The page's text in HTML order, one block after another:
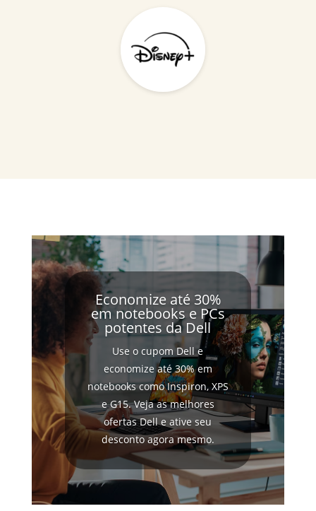
Economize até 30%
em notebooks e PCs
potentes da Dell
Use o cupom Dell e
economize até 30% em
notebooks como Inspiron, XPS
e G15. Veja as melhores
ofertas Dell e ative seu
desconto agora mesmo.